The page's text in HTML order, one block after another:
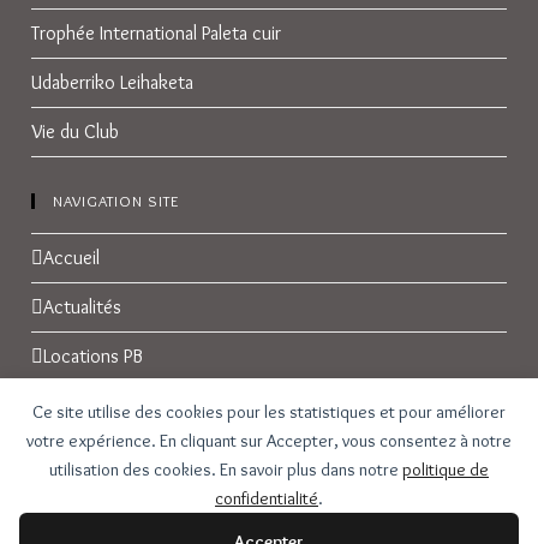
Ce site utilise des cookies pour les statistiques et pour améliorer
votre expérience. En cliquant sur Accepter, vous consentez à notre
utilisation des cookies. En savoir plus dans notre politique de
confidentialité.
Trophée International Paleta cuir
Udaberriko Leihaketa
Vie du Club
NAVIGATION SITE
Accueil
Actualités
Locations PB
Réservations
Galerie Photos